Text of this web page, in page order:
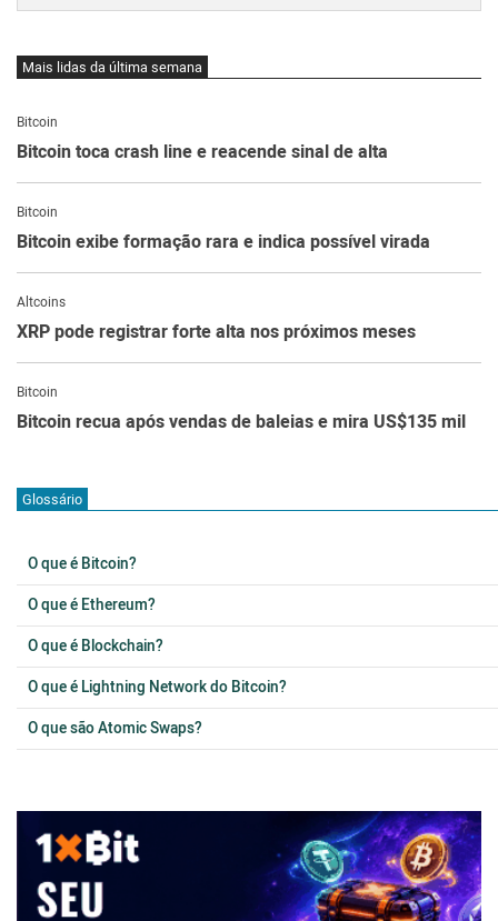
Mais lidas da última semana
Bitcoin
Bitcoin toca crash line e reacende sinal de alta
Bitcoin
Bitcoin exibe formação rara e indica possível virada
Altcoins
XRP pode registrar forte alta nos próximos meses
Bitcoin
Bitcoin recua após vendas de baleias e mira US$135 mil
Glossário
O que é Bitcoin?
O que é Ethereum?
O que é Blockchain?
O que é Lightning Network do Bitcoin?
O que são Atomic Swaps?